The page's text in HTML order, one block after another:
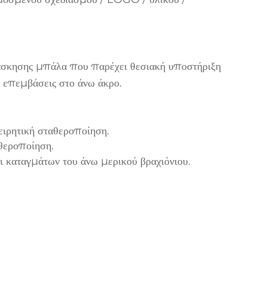
μπάλα που παρέχει θεσιακή υποστήριξη
επεμβάσεις στο άνω άκρο.
σταθεροποίηση.
του άνω μερικού βραχιόνιου.